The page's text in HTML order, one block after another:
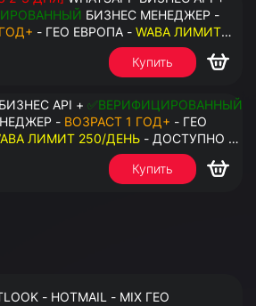
БИЗНЕС МЕНЕДЖЕР -
- ГЕО ЕВРОПА - WABA ЛИМИТ
- ДОСТУПНО К ПРИВЯЗКЕ ДО 20
ПРАВА АДМИНИСТРАТОРА
Купить
API + ✅ВЕРИФИЦИРОВАННЫЙ
- ВОЗРАСТ 1 ГОД+ - ГЕО
ЛИМИТ 250/ДЕНЬ - ДОСТУПНО К
2 НОМЕРОВ - ПРАВА
Купить
- HOTMAIL - MIX ГЕО